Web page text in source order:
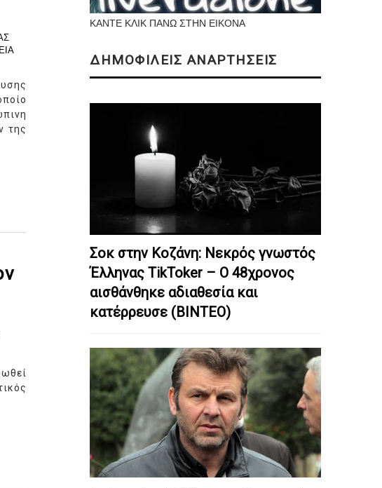
της
ΚΑΝΤΕ ΚΛΙΚ ΠΑΝΩ ΣΤΗΝ ΕΙΚΟΝΑ
ΔΗΜΟΦΙΛΕΙΣ ΑΝΑΡΤΗΣΕΙΣ
Σοκ στην Κοζάνη: Nεκρός γνωστός
Έλληνας TikToker – Ο 48χρονος
αισθάνθηκε αδιαθεσία και
κατέρρευσε (ΒΙΝΤΕΟ)